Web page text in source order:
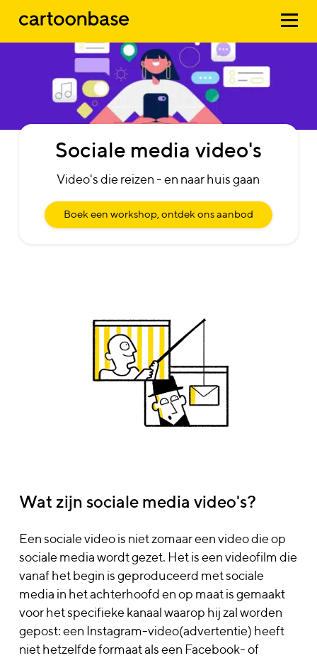
Sociale media video's
Video's die reizen - en naar huis gaan
Boek een workshop, ontdek ons aanbod
Wat zijn sociale media video's?
Een sociale video is niet zomaar een video die op
sociale media wordt gezet. Het is een videofilm die
vanaf het begin is geproduceerd met sociale
media in het achterhoofd en op maat is gemaakt
voor het specifieke kanaal waarop hij zal worden
gepost: een Instagram-video(advertentie) heeft
niet hetzelfde formaat als een Facebook- of